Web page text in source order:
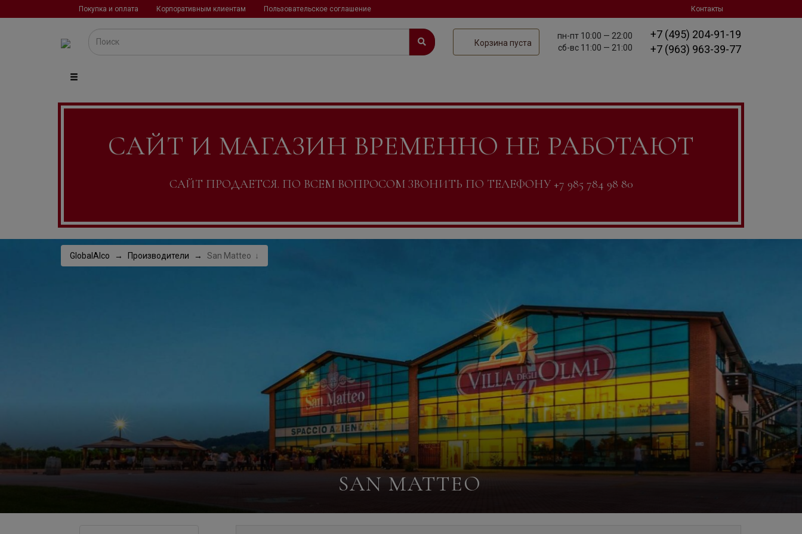
Покупка и оплата Корпоративным клиентам Пользовательское соглашение Контакты
Корзина пуста
пн-пт 10:00 — 22:00
сб-вс 11:00 — 21:00
+7 (495) 204-91-19
+7 (963) 963-39-77
САЙТ И МАГАЗИН ВРЕМЕННО НЕ РАБОТАЮТ
САЙТ ПРОДАЕТСЯ. ПО ВСЕМ ВОПРОСОМ ЗВОНИТЬ ПО ТЕЛЕФОНУ +7 985 784 98 80
GlobalAlco Производители San Matteo
SAN MATTEO